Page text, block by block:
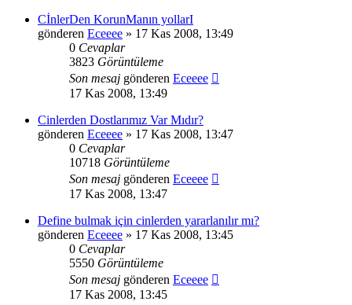
CİnlerDen KorunManın yollarI
gönderen Eceeee » 17 Kas 2008, 13:49
0 Cevaplar
3823 Görüntüleme
Son mesaj gönderen Eceeee
17 Kas 2008, 13:49
Cinlerden Dostlarımız Var Mıdır?
gönderen Eceeee » 17 Kas 2008, 13:47
0 Cevaplar
10718 Görüntüleme
Son mesaj gönderen Eceeee
17 Kas 2008, 13:47
Define bulmak için cinlerden yararlanılır mı?
gönderen Eceeee » 17 Kas 2008, 13:45
0 Cevaplar
5550 Görüntüleme
Son mesaj gönderen Eceeee
17 Kas 2008, 13:45